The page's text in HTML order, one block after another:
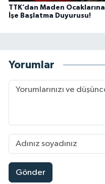
TTK’dan Maden Ocaklarına
İşe Başlatma Duyurusu!
Yorumlar
Gönder